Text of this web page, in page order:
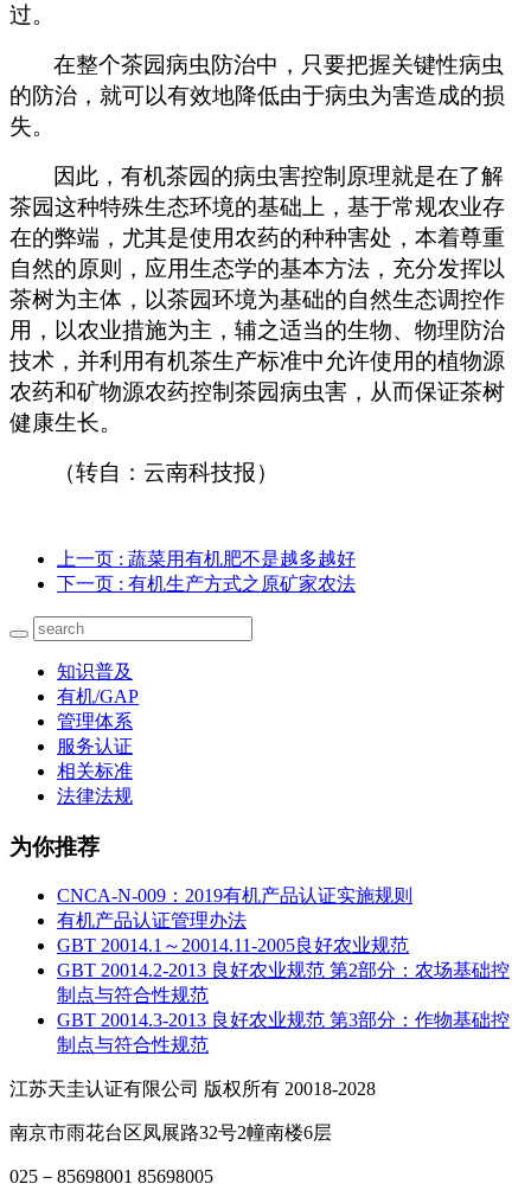
过。
在整个茶园病虫防治中，只要把握关键性病虫
的防治，就可以有效地降低由于病虫为害造成的损
失。
因此，有机茶园的病虫害控制原理就是在了解
茶园这种特殊生态环境的基础上，基于常规农业存
在的弊端，尤其是使用农药的种种害处，本着尊重
自然的原则，应用生态学的基本方法，充分发挥以
茶树为主体，以茶园环境为基础的自然生态调控作
用，以农业措施为主，辅之适当的生物、物理防治
技术，并利用有机茶生产标准中允许使用的植物源
农药和矿物源农药控制茶园病虫害，从而保证茶树
健康生长。
（转自：云南科技报）
上一页 : 蔬菜用有机肥不是越多越好
下一页 : 有机生产方式之原矿家农法
知识普及
有机/GAP
管理体系
服务认证
相关标准
法律法规
为你推荐
CNCA-N-009：2019有机产品认证实施规则
有机产品认证管理办法
GBT 20014.1～20014.11-2005良好农业规范
GBT 20014.2-2013 良好农业规范 第2部分：农场基础控
制点与符合性规范
GBT 20014.3-2013 良好农业规范 第3部分：作物基础控
制点与符合性规范
江苏天圭认证有限公司 版权所有 20018-2028
南京市雨花台区凤展路32号2幢南楼6层
025－85698001 85698005